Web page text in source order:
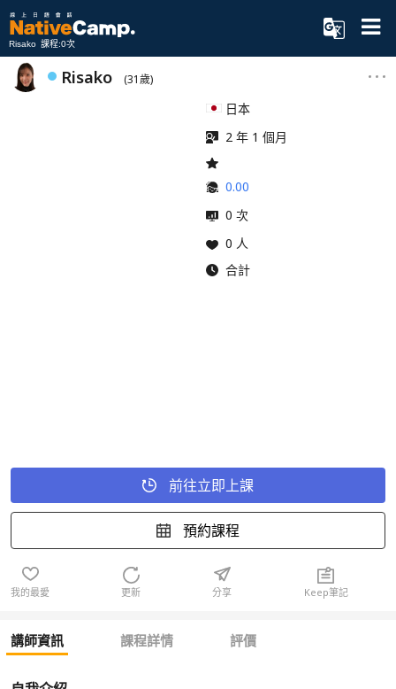
Risako 課程:0次
Risako (31歲)
日本
2 年 1 個月
0.00
0 次
0 人
合計
前往立即上課
預約課程
我的最愛 更新 分享 Keep筆記
講師資訊 課程詳情 評價